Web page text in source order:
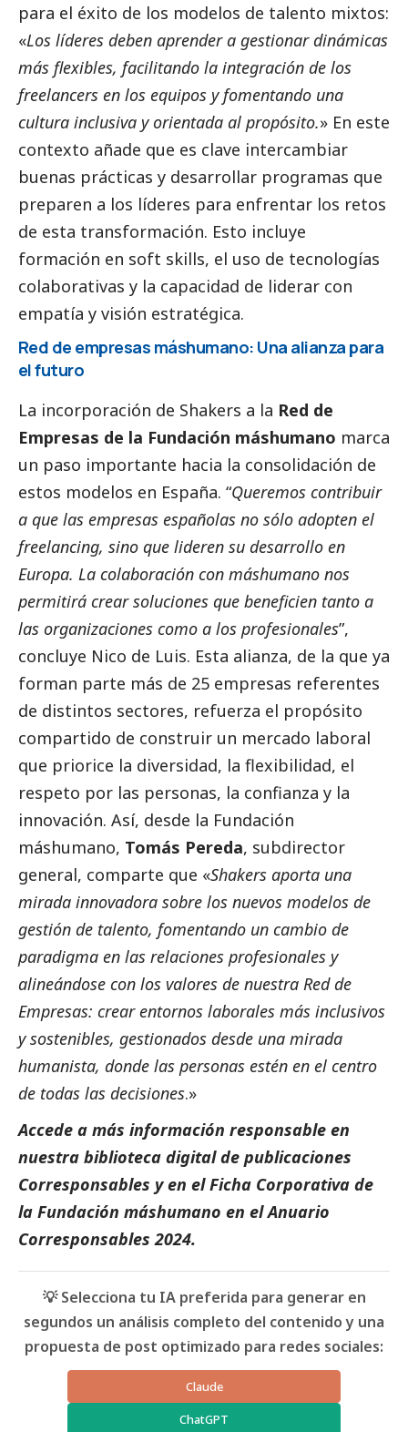
para el éxito de los modelos de talento mixtos:
«Los líderes deben aprender a gestionar dinámicas
más flexibles, facilitando la integración de los
freelancers en los equipos y fomentando una
cultura inclusiva y orientada al propósito.» En este
contexto añade que es clave intercambiar
buenas prácticas y desarrollar programas que
preparen a los líderes para enfrentar los retos
de esta transformación. Esto incluye
formación en soft skills, el uso de tecnologías
colaborativas y la capacidad de liderar con
empatía y visión estratégica.
Red de empresas máshumano: Una alianza para
el futuro
La incorporación de Shakers a la Red de
Empresas de la Fundación máshumano marca
un paso importante hacia la consolidación de
estos modelos en España. “Queremos contribuir
a que las empresas españolas no sólo adopten el
freelancing, sino que lideren su desarrollo en
Europa. La colaboración con máshumano nos
permitirá crear soluciones que beneficien tanto a
las organizaciones como a los profesionales”,
concluye Nico de Luis. Esta alianza, de la que ya
forman parte más de 25 empresas referentes
de distintos sectores, refuerza el propósito
compartido de construir un mercado laboral
que priorice la diversidad, la flexibilidad, el
respeto por las personas, la confianza y la
innovación. Así, desde la Fundación
máshumano, Tomás Pereda, subdirector
general, comparte que «Shakers aporta una
mirada innovadora sobre los nuevos modelos de
gestión de talento, fomentando un cambio de
paradigma en las relaciones profesionales y
alineándose con los valores de nuestra Red de
Empresas: crear entornos laborales más inclusivos
y sostenibles, gestionados desde una mirada
humanista, donde las personas estén en el centro
de todas las decisiones.»
Accede a más información responsable en
nuestra biblioteca digital de publicaciones
Corresponsables y en elFicha Corporativa de
la Fundación máshumano en elAnuario
Corresponsables 2024.
💡 Selecciona tu IA preferida para generar en
segundos un análisis completo del contenido y una
propuesta de post optimizado para redes sociales:
Claude
ChatGPT